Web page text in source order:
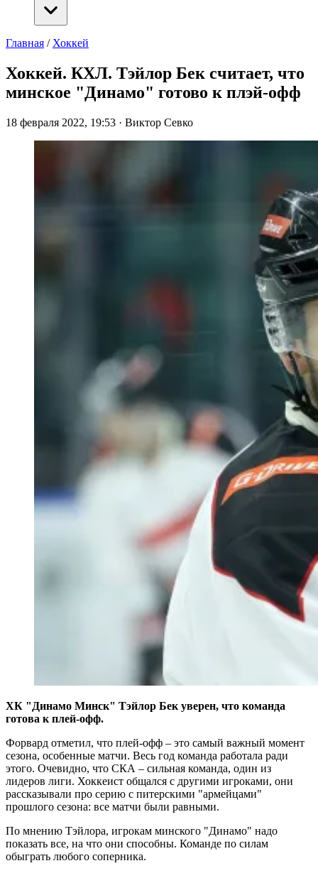
Главная / Хоккей
Хоккей. КХЛ. Тэйлор Бек считает, что
минское "Динамо" готово к плэй-офф
18 февраля 2022, 19:53 · Виктор Севко
ХК "Динамо Минск" Тэйлор Бек уверен, что команда
готова к плей-офф.
Форвард отметил, что плей-офф – это самый важный момент
сезона, особенные матчи. Весь год команда работала ради
этого. Очевидно, что СКА – сильная команда, один из
лидеров лиги. Хоккеист общался с другими игроками, они
рассказывали про серию с питерскими "армейцами"
прошлого сезона: все матчи были равными.
По мнению Тэйлора, игрокам минского "Динамо" надо
показать все, на что они способны. Команде по силам
обыграть любого соперника.